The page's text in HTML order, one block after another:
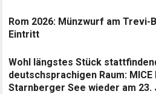
Rom 2026: Münzwurf am
Eintritt
Wohl längstes Stück
deutschsprachigen Raum:
Starnberger See wieder am 23.